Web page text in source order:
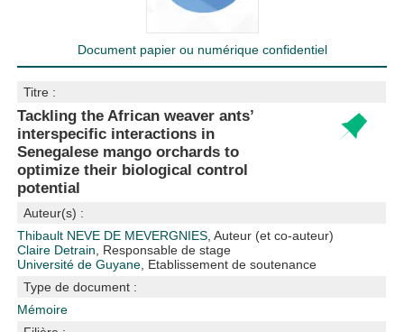
Document papier ou numérique confidentiel
Titre :
Tackling the African weaver ants’
interspecific interactions in
Senegalese mango orchards to
optimize their biological control
potential
Auteur(s) :
Thibault NEVE DE MEVERGNIES , Auteur (et co-auteur)
Claire Detrain , Responsable de stage
Université de Guyane , Etablissement de soutenance
Type de document :
Mémoire